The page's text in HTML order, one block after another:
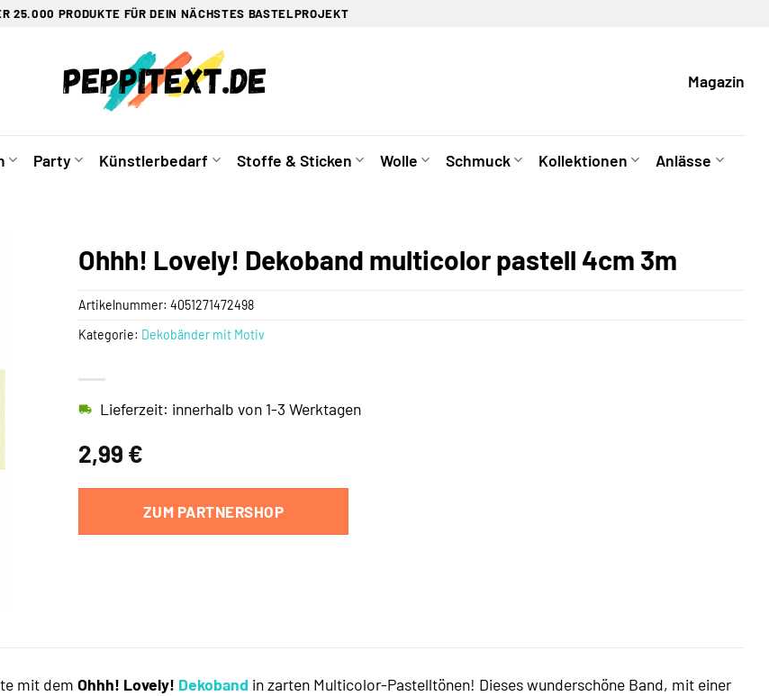
25.000 PRODUKTE FÜR DEIN NÄCHSTES BASTELPROJEKT
Magazin
Party Künstlerbedarf Stoffe & Sticken Wolle Schmuck Kollektionen Anlässe
Ohhh! Lovely! Dekoband multicolor pastell 4cm 3m
2,99 €
Lieferzeit: innerhalb von 1-3 Werktagen
ZUM PARTNERSHOP
Artikelnummer: 4051271472498
Kategorie: Dekobänder mit Motiv
mit dem Ohhh! Lovely! Dekoband in zarten Multicolor-Pastelltönen! Dieses wunderschöne Band, mit einer